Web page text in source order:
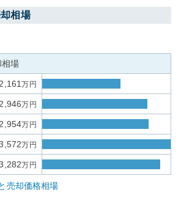
相場
相場
2,161万円
2,946万円
2,954万円
万円
万円
売却価格相場